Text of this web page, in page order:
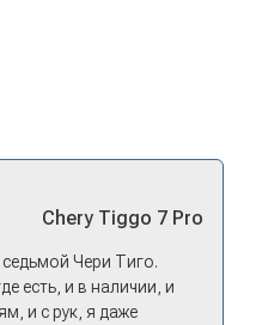
Chery Tiggo 7 Pro
Чери Тиго.
есть, и в наличии, и
и с рук, я даже